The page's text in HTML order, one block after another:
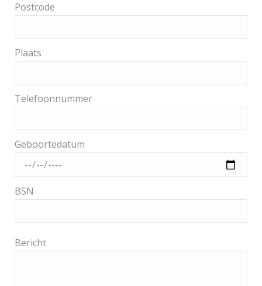
Postcode
Plaats
Telefoonnummer
Geboortedatum
BSN
Bericht